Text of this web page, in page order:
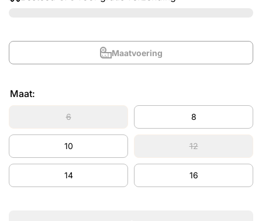
Maatvoering
Maat:
6 8
10 12
14 16